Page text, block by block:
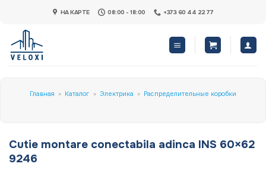
content
НА КАРТЕ 08:00 - 18:00 +373 60 44 22 77
Главная » Каталог » Электрика » Распределительные коробки
Cutie montare conectabila adinca INS 60×62
9246